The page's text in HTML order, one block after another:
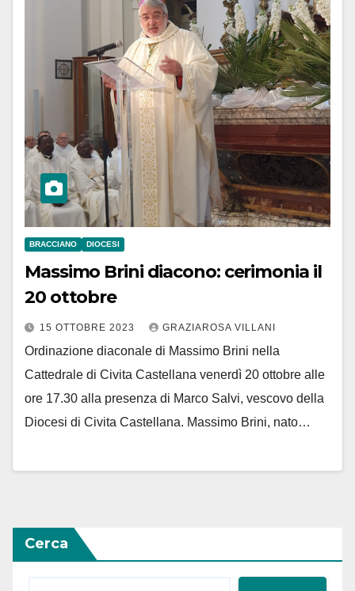
BRACCIANO DIOCESI
Massimo Brini diacono: cerimonia il
20 ottobre
15 OTTOBRE 2023 GRAZIAROSA VILLANI
Ordinazione diaconale di Massimo Brini nella
Cattedrale di Civita Castellana venerdì 20 ottobre alle
ore 17.30 alla presenza di Marco Salvi, vescovo della
Diocesi di Civita Castellana. Massimo Brini, nato…
Cerca